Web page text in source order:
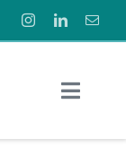
Toggle